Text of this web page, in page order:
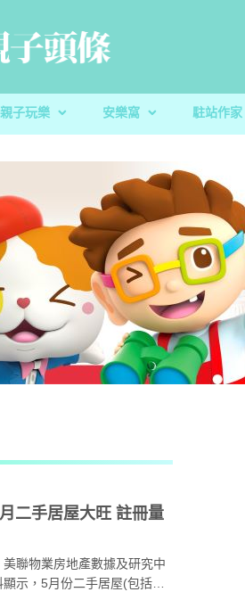
童餓死虐待案 母判囚22年！官斥殘忍刻
家長健康｜湊仔引發周身痛症？物理治療
樂善堂梁銶琚學校（分
親子玩樂
玩具圖書館｜車車迷必玩
安樂窩
蔬菜貯存｜食前先好洗？
駐站作家
」閱讀計劃及「語文的生命」書櫃捐贈計劃
WONG)
DSE放榜｜給家長的放
二手居屋大旺 註冊量
聯物業房地產數據及研究中
示，5月份二手居屋(包括已